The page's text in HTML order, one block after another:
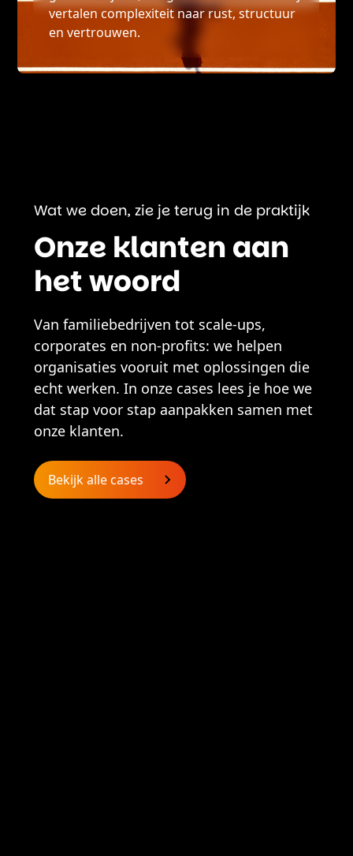
vertalen complexiteit naar rust, structuur
en vertrouwen.
Wat we doen, zie je terug in de praktijk
Onze klanten aan
het woord
Van familiebedrijven tot scale-ups,
corporates en non-profits: we helpen
organisaties vooruit met oplossingen die
echt werken. In onze cases lees je hoe we
dat stap voor stap aanpakken samen met
onze klanten.
Bekijk alle cases